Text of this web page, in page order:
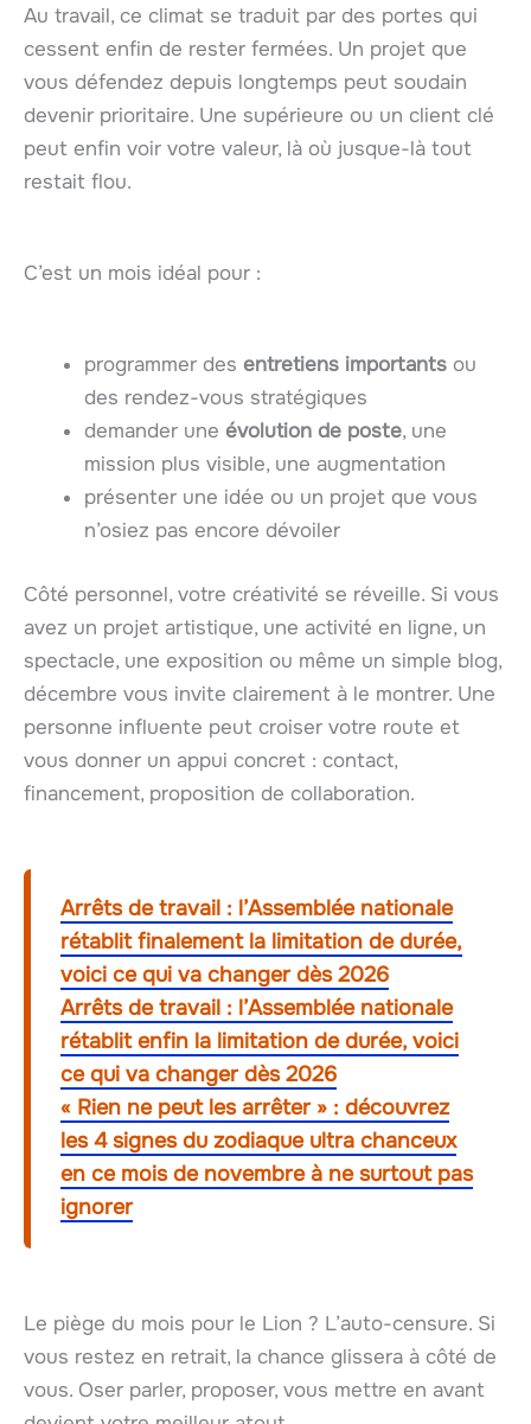
Au travail, ce climat se traduit par des portes qui
cessent enfin de rester fermées. Un projet que
vous défendez depuis longtemps peut soudain
devenir prioritaire. Une supérieure ou un client clé
peut enfin voir votre valeur, là où jusque-là tout
restait flou.
C’est un mois idéal pour :
programmer des entretiens importants ou
des rendez-vous stratégiques
demander une évolution de poste, une
mission plus visible, une augmentation
présenter une idée ou un projet que vous
n’osiez pas encore dévoiler
Côté personnel, votre créativité se réveille. Si vous
avez un projet artistique, une activité en ligne, un
spectacle, une exposition ou même un simple blog,
décembre vous invite clairement à le montrer. Une
personne influente peut croiser votre route et
vous donner un appui concret : contact,
financement, proposition de collaboration.
Arrêts de travail : l’Assemblée nationale
rétablit finalement la limitation de durée,
voici ce qui va changer dès 2026
Arrêts de travail : l’Assemblée nationale
rétablit enfin la limitation de durée, voici
ce qui va changer dès 2026
« Rien ne peut les arrêter » : découvrez
les 4 signes du zodiaque ultra chanceux
en ce mois de novembre à ne surtout pas
ignorer
Le piège du mois pour le Lion ? L’auto-censure. Si
vous restez en retrait, la chance glissera à côté de
vous. Oser parler, proposer, vous mettre en avant